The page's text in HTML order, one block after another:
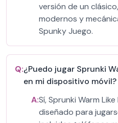
versión de un
modernos y
Spunky Juego.
Q:¿Puedo jugar Sprunki
en mi dispositivo móvil?
A:Sí, Sprunki Warm
diseñado para